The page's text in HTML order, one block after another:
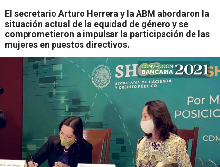
q
u
e
d
El secretario Arturo Herrera y la ABM abordaron la
situación actual de la equidad de género y se
comprometieron a impulsar la participación de las
mujeres en puestos directivos.